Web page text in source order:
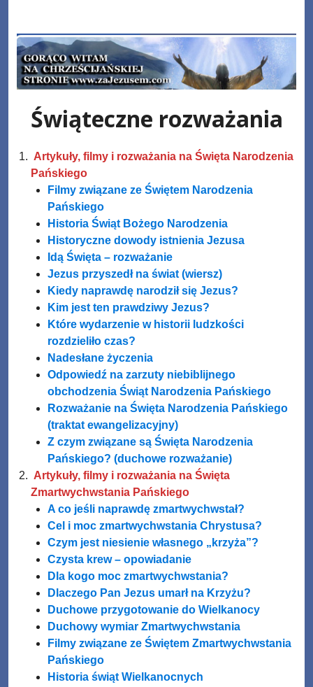
content
www.zaJezusem.com
Świąteczne rozważania
Artykuły, filmy i rozważania na Święta Narodzenia
Pańskiego
Filmy związane ze Świętem Narodzenia
Pańskiego
Historia Świąt Bożego Narodzenia
Historyczne dowody istnienia Jezusa
Idą Święta – rozważanie
Jezus przyszedł na świat (wiersz)
Kiedy naprawdę narodził się Jezus?
Kim jest ten prawdziwy Jezus?
Które wydarzenie w historii ludzkości
rozdzieliło czas?
Nadesłane życzenia
Odpowiedź na zarzuty niebiblijnego
obchodzenia Świąt Narodzenia Pańskiego
Rozważanie na Święta Narodzenia Pańskiego
(traktat ewangelizacyjny)
Z czym związane są Święta Narodzenia
Pańskiego? (duchowe rozważanie)
Artykuły, filmy i rozważania na Święta
Zmartwychwstania Pańskiego
A co jeśli naprawdę zmartwychwstał?
Cel i moc zmartwychwstania Chrystusa?
Czym jest niesienie własnego „krzyża”?
Czysta krew – opowiadanie
Dla kogo moc zmartwychwstania?
Dlaczego Pan Jezus umarł na Krzyżu?
Duchowe przygotowanie do Wielkanocy
Duchowy wymiar Zmartwychwstania
Filmy związane ze Świętem Zmartwychwstania
Pańskiego
Historia świąt Wielkanocnych